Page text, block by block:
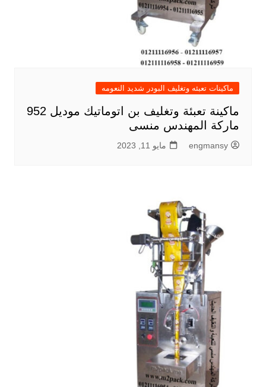
ماكينات تعبئه وتغليف البودر شديد النعومه
ماكينة تعبئة وتغليف بن اتوماتيك موديل 952
ماركة المهندس منسى
engmansy مايو 11, 2023